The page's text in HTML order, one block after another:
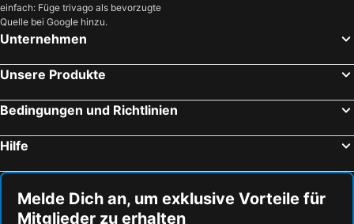
einfach: Füge trivago als bevorzugte
Quelle bei Google hinzu.
Unternehmen
Unsere Produkte
Bedingungen und Richtlinien
Hilfe
Melde Dich an, um exklusive Vorteile für
Mitglieder zu erhalten